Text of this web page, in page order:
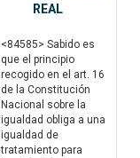
REAL
<84585> Sabido es
que el principio
recogido en el art. 16
de la Constitución
Nacional sobre la
igualdad obliga a una
igualdad de
tratamiento para